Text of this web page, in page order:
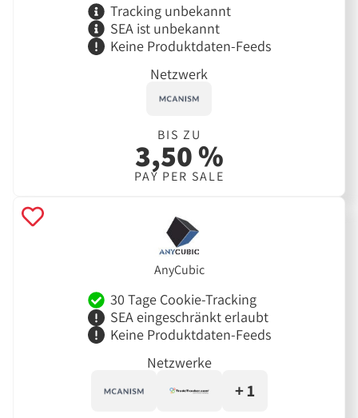
Tracking unbekannt
SEA ist unbekannt
Keine Produktdaten-Feeds
Netzwerk
BIS ZU
3,50 %
PAY PER SALE
AnyCubic
30 Tage Cookie-Tracking
SEA eingeschränkt erlaubt
Keine Produktdaten-Feeds
Netzwerke
+ 1